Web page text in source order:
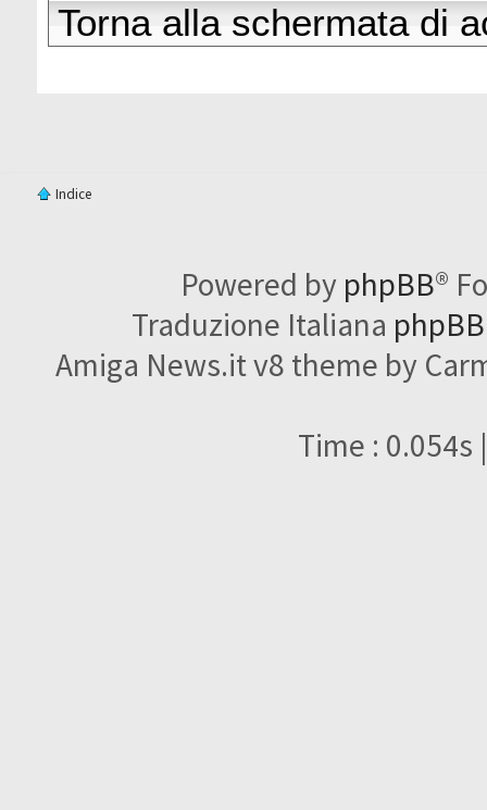
Torna alla schermata di
Indice
Powered by phpBB®
Traduzione Italiana
Amiga News.it v8 theme by
Time : 0.054s